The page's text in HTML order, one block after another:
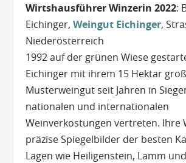
Wirtshausführer Winzerin 2022:
Eichinger,Weingut Eichinger,
Niederösterreich
1992 auf der grünen Wiese
Eichinger mit ihrem 15 Hektar
Musterweingut seit Jahren in
nationalen und internationalen
Weinverkostungen vertreten. Ihre
präzise Spiegelbilder der besten
Lagen wie Heiligenstein, Lamm